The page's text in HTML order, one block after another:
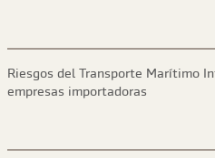
Riesgos del Transporte Marítimo
empresas importadoras